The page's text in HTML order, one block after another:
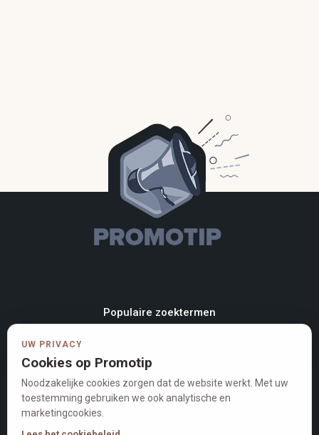
Populaire zoektermen
Geschenk
Damesmode
Eten
Kinderkleding
Video
Auto
Soep
UW PRIVACY
Cookies op Promotip
Noodzakelijke cookies zorgen dat de website werkt. Met uw
toestemming gebruiken we ook analytische en
marketingcookies.